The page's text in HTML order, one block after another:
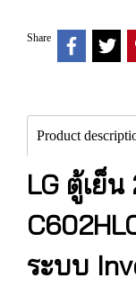
Share
Product
LG ตู้เย็
ระบบ